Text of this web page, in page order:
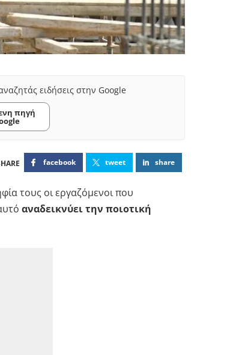
ειδήσεις στην Google
πηγή
facebook tweet share
τους οι εργαζόμενοι που
αναδεικνύει την ποιοτική